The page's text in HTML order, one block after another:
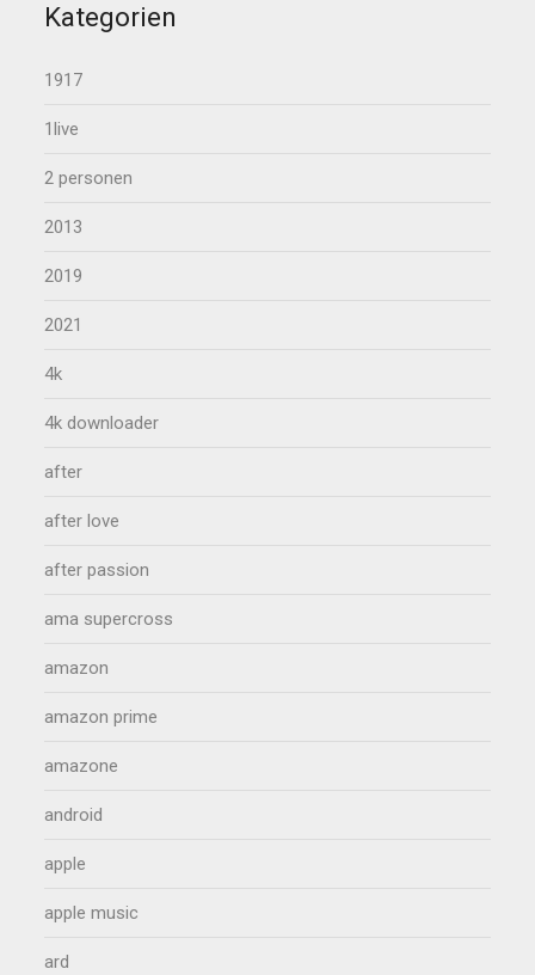
Kategorien
1917
1live
2 personen
2013
2019
2021
4k
4k downloader
after
after love
after passion
ama supercross
amazon
amazon prime
amazone
android
apple
apple music
ard